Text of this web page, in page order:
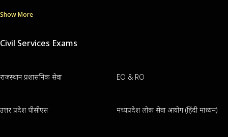
Show More
Civil Services Exams
राजस्थान प्रशासनिक सेवा EO & RO
उत्तर प्रदेश पीसीएस मध्यप्रदेश लोक सेवा आयोग (हिंदी माध्यम)